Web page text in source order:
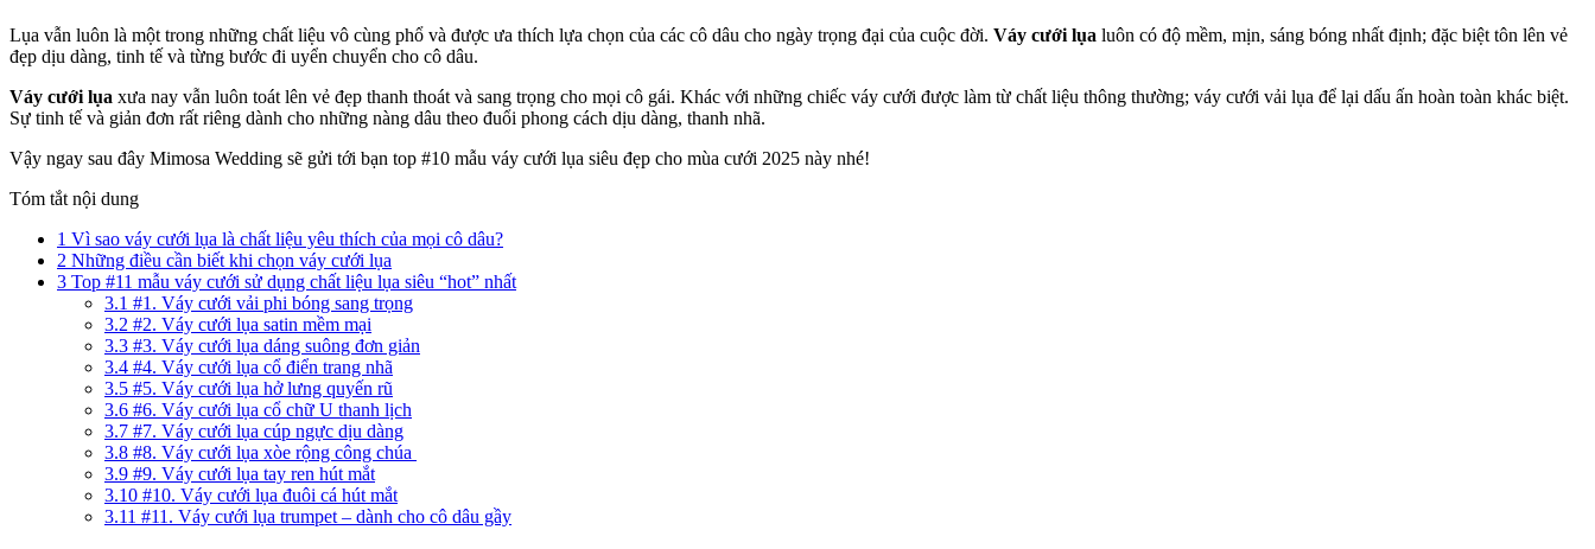
Lụa vẫn luôn là một trong những chất liệu vô cùng phổ và được ưa thích lựa chọn của các cô dâu cho ngày trọng đại của cuộc đời. Váy cưới lụa luôn có độ mềm, mịn, sáng bóng nhất định; đặc biệt tôn lên vẻ
đẹp dịu dàng, tinh tế và từng bước đi uyển chuyển cho cô dâu.
Váy cưới lụa xưa nay vẫn luôn toát lên vẻ đẹp thanh thoát và sang trọng cho mọi cô gái. Khác với những chiếc váy cưới được làm từ chất liệu thông thường; váy cưới vải lụa để lại dấu ấn hoàn toàn khác biệt.
Sự tinh tế và giản đơn rất riêng dành cho những nàng dâu theo đuổi phong cách dịu dàng, thanh nhã.
Vậy ngay sau đây Mimosa Wedding sẽ gửi tới bạn top #10 mẫu váy cưới lụa siêu đẹp cho mùa cưới 2025 này nhé!
Tóm tắt nội dung
1 Vì sao váy cưới lụa là chất liệu yêu thích của mọi cô dâu?
2 Những điều cần biết khi chọn váy cưới lụa
3 Top #11 mẫu váy cưới sử dụng chất liệu lụa siêu “hot” nhất
3.1 #1. Váy cưới vải phi bóng sang trọng
3.2 #2. Váy cưới lụa satin mềm mại
3.3 #3. Váy cưới lụa dáng suông đơn giản
3.4 #4. Váy cưới lụa cổ điển trang nhã
3.5 #5. Váy cưới lụa hở lưng quyến rũ
3.6 #6. Váy cưới lụa cổ chữ U thanh lịch
3.7 #7. Váy cưới lụa cúp ngực dịu dàng
3.8 #8. Váy cưới lụa xòe rộng công chúa
3.9 #9. Váy cưới lụa tay ren hút mắt
3.10 #10. Váy cưới lụa đuôi cá hút mắt
3.11 #11. Váy cưới lụa trumpet – dành cho cô dâu gầy